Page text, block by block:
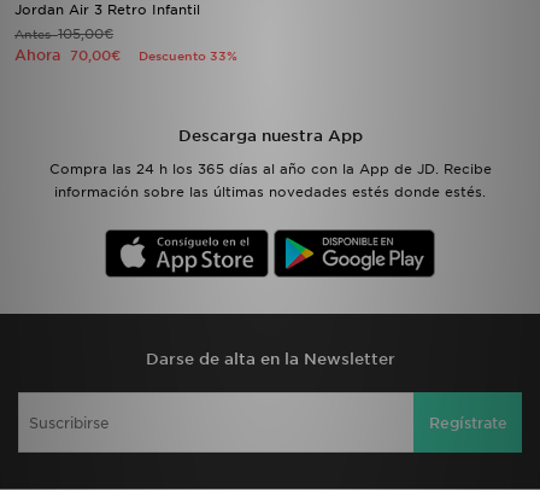
Jordan Air 3 Retro Infantil
Antes105,00€
Ahora 70,00€ Descuento 33%
Descarga nuestra App
Compra las 24 h los 365 días al año con la App de JD. Recibe
información sobre las últimas novedades estés donde estés.
Darse de alta en la Newsletter
Regístrate